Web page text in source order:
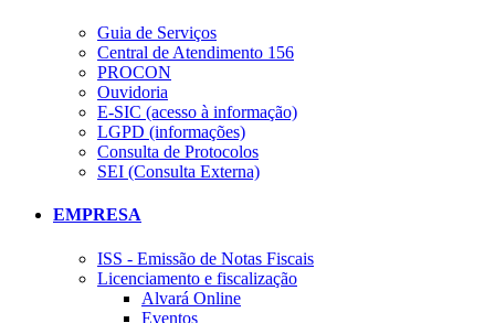
Guia de Serviços
Central de Atendimento 156
PROCON
Ouvidoria
E-SIC (acesso à informação)
LGPD (informações)
Consulta de Protocolos
SEI (Consulta Externa)
EMPRESA
ISS - Emissão de Notas Fiscais
Licenciamento e fiscalização
Alvará Online
Eventos